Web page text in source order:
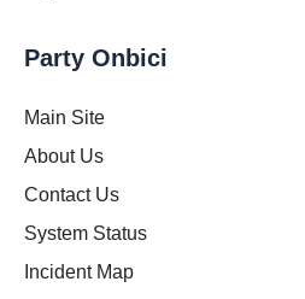
Party Onbici
Main Site
About Us
Contact Us
System Status
Incident Map